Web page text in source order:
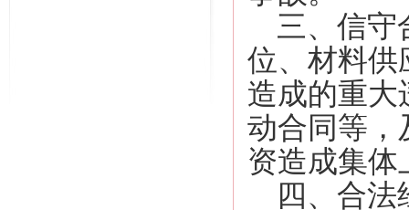
三、信守
位、材料供
造成的重大
动合同等，
资造成集体
四、合法